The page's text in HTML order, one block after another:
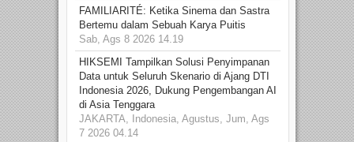
FAMILIARITÉ: Ketika Sinema dan Sastra
Bertemu dalam Sebuah Karya Puitis
Sab, Ags 8 2026 14.19
HIKSEMI Tampilkan Solusi Penyimpanan
Data untuk Seluruh Skenario di Ajang DTI
Indonesia 2026, Dukung Pengembangan AI
di Asia Tenggara
JAKARTA, Indonesia, Agustus, Jum, Ags
7 2026 04.14